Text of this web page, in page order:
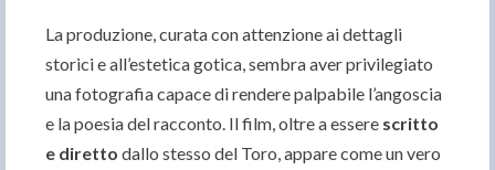
La produzione, curata con attenzione ai dettagli
storici e all’estetica gotica, sembra aver privilegiato
una fotografia capace di rendere palpabile l’angoscia
e la poesia del racconto. Il film, oltre a essere scritto
e diretto dallo stesso del Toro, appare come un vero